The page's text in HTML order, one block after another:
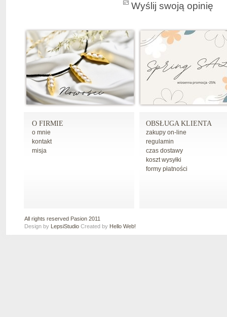
Wyślij swoją opinię
O FIRMIE
o mnie
kontakt
misja
OBSŁUGA KLIENTA
zakupy on-line
regulamin
czas dostawy
koszt wysyłki
formy płatności
All rights reserved Pasion 2011
Design by LepsiStudio Created by Hello Web!